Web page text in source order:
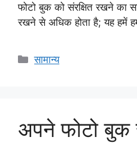
फोटो बुक को संरक्षित रखने का
रखने से अधिक होता है; यह हमें
Categories
सामान्य
अपने फोटो बुक